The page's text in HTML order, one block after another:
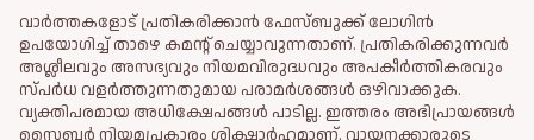
വാർത്തകളോട് പ്രതികരിക്കാൻ ഫേസ്ബുക്ക് ലോഗിൻ
ഉപയോഗിച്ച് താഴെ കമന്റ് ചെയ്യാവുന്നതാണ്. പ്രതികരിക്കുന്നവര്‍
അശ്ലീലവും അസഭ്യവും നിയമവിരുദ്ധവും അപകീര്‍ത്തികരവും
സ്പര്‍ധ വളര്‍ത്തുന്നതുമായ പരാമര്‍ശങ്ങള്‍ ഒഴിവാക്കുക.
വ്യക്തിപരമായ അധിക്ഷേപങ്ങള്‍ പാടില്ല. ഇത്തരം അഭിപ്രായങ്ങള്‍